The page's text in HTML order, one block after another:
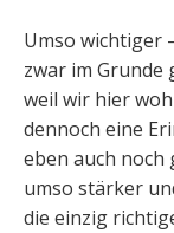
Umso wichtiger
zwar im
weil wir hier
dennoch eine
eben auch noch
umso stärker
die einzig